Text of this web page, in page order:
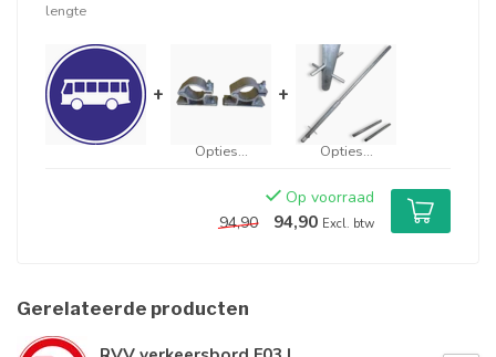
lengte
+
Opties...
+
Opties...
Op voorraad
94,90
94,90 Excl. btw
Gerelateerde producten